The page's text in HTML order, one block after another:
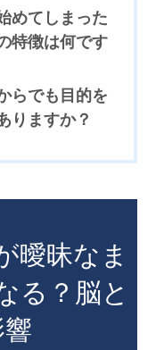
めてしまった
特徴は何です
らでも目的を
りますか？
曖昧なま
る？脳と